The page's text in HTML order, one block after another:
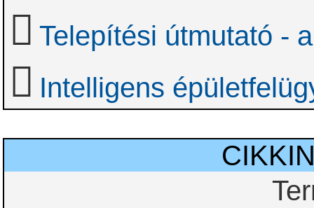
Telepítési útmutató -
Intelligens